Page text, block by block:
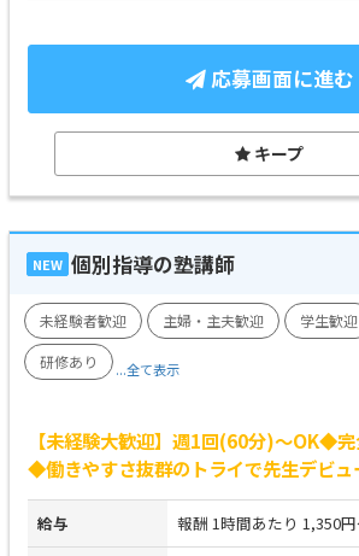
応募画面に進む
キープ
NEW 個別指導の塾講師
未経験者歓迎 主婦・主夫歓迎 学生歓迎
研修あり
...全て表示
【未経験大歓迎】週1回(60分)～OK◆
◆働きやすさ抜群のトライで先生デビ
給与 報酬 1時間あたり 1,350